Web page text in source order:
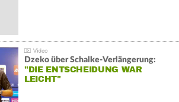
Dzeko über Schalke-Verlängerung:
"DIE ENTSCHEIDUNG WAR
LEICHT"